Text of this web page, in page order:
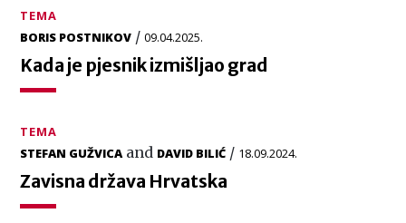
TEMA
BORIS POSTNIKOV /09.04.2025.
Kada je pjesnik izmišljao grad
TEMA
STEFAN GUŽVICA and DAVID BILIĆ / 18.09.2024.
Zavisna država Hrvatska